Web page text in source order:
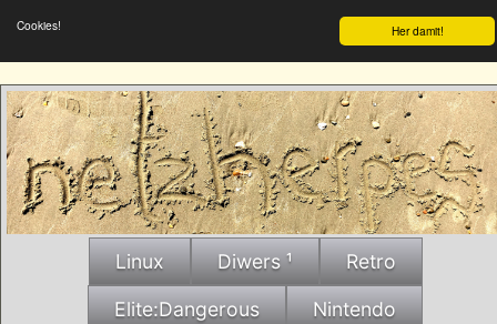
Her damit!
Cookies!
Linux Diwers ¹ Retro
Elite:Dangerous Nintendo